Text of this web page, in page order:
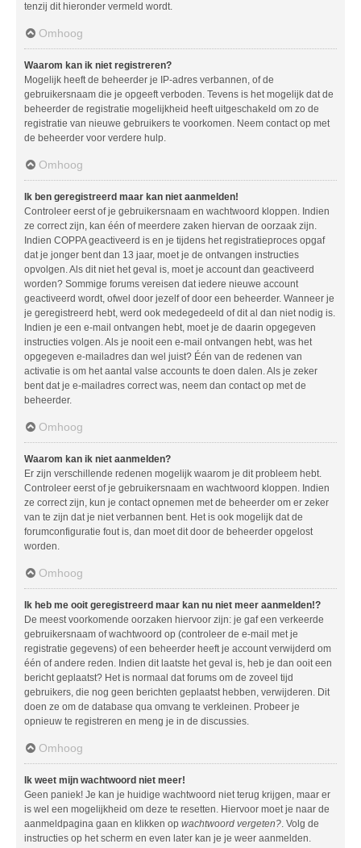
tenzij dit hieronder vermeld wordt.
Omhoog
Waarom kan ik niet registreren?
Mogelijk heeft de beheerder je IP-adres verbannen, of de
gebruikersnaam die je opgeeft verboden. Tevens is het mogelijk dat de
beheerder de registratie mogelijkheid heeft uitgeschakeld om zo de
registratie van nieuwe gebruikers te voorkomen. Neem contact op met
de beheerder voor verdere hulp.
Omhoog
Ik ben geregistreerd maar kan niet aanmelden!
Controleer eerst of je gebruikersnaam en wachtwoord kloppen. Indien
ze correct zijn, kan één of meerdere zaken hiervan de oorzaak zijn.
Indien COPPA geactiveerd is en je tijdens het registratieproces opgaf
dat je jonger bent dan 13 jaar, moet je de ontvangen instructies
opvolgen. Als dit niet het geval is, moet je account dan geactiveerd
worden? Sommige forums vereisen dat iedere nieuwe account
geactiveerd wordt, ofwel door jezelf of door een beheerder. Wanneer je
je geregistreerd hebt, werd ook medegedeeld of dit al dan niet nodig is.
Indien je een e-mail ontvangen hebt, moet je de daarin opgegeven
instructies volgen. Als je nooit een e-mail ontvangen hebt, was het
opgegeven e-mailadres dan wel juist? Één van de redenen van
activatie is om het aantal valse accounts te doen dalen. Als je zeker
bent dat je e-mailadres correct was, neem dan contact op met de
beheerder.
Omhoog
Waarom kan ik niet aanmelden?
Er zijn verschillende redenen mogelijk waarom je dit probleem hebt.
Controleer eerst of je gebruikersnaam en wachtwoord kloppen. Indien
ze correct zijn, kun je contact opnemen met de beheerder om er zeker
van te zijn dat je niet verbannen bent. Het is ook mogelijk dat de
forumconfiguratie fout is, dan moet dit door de beheerder opgelost
worden.
Omhoog
Ik heb me ooit geregistreerd maar kan nu niet meer aanmelden!?
De meest voorkomende oorzaken hiervoor zijn: je gaf een verkeerde
gebruikersnaam of wachtwoord op (controleer de e-mail met je
registratie gegevens) of een beheerder heeft je account verwijderd om
één of andere reden. Indien dit laatste het geval is, heb je dan ooit een
bericht geplaatst? Het is normaal dat forums om de zoveel tijd
gebruikers, die nog geen berichten geplaatst hebben, verwijderen. Dit
doen ze om de database qua omvang te verkleinen. Probeer je
opnieuw te registreren en meng je in de discussies.
Omhoog
Ik weet mijn wachtwoord niet meer!
Geen paniek! Je kan je huidige wachtwoord niet terug krijgen, maar er
is wel een mogelijkheid om deze te resetten. Hiervoor moet je naar de
aanmeldpagina gaan en klikken op wachtwoord vergeten?. Volg de
instructies op het scherm en even later kan je je weer aanmelden.